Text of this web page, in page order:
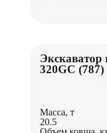
320GC
Масса, т
20.5